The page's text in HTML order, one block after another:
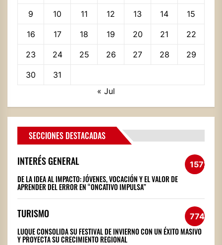
9 10 11 12 13 14 15
16 17 18 19 20 21 22
23 24 25 26 27 28 29
30
31
« Jul
SECCIONES DESTACADAS
INTERÉS GENERAL 1572
DE LA IDEA AL IMPACTO: JÓVENES, VOCACIÓN Y EL VALOR DE
APRENDER DEL ERROR EN “ONCATIVO IMPULSA”
TURISMO 774
LUQUE CONSOLIDA SU FESTIVAL DE INVIERNO CON UN ÉXITO MASIVO
Y PROYECTA SU CRECIMIENTO REGIONAL